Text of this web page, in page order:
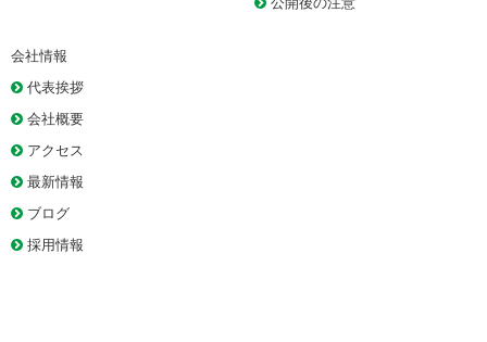
会社情報
代表挨拶
会社概要
アクセス
最新情報
ブログ
採用情報